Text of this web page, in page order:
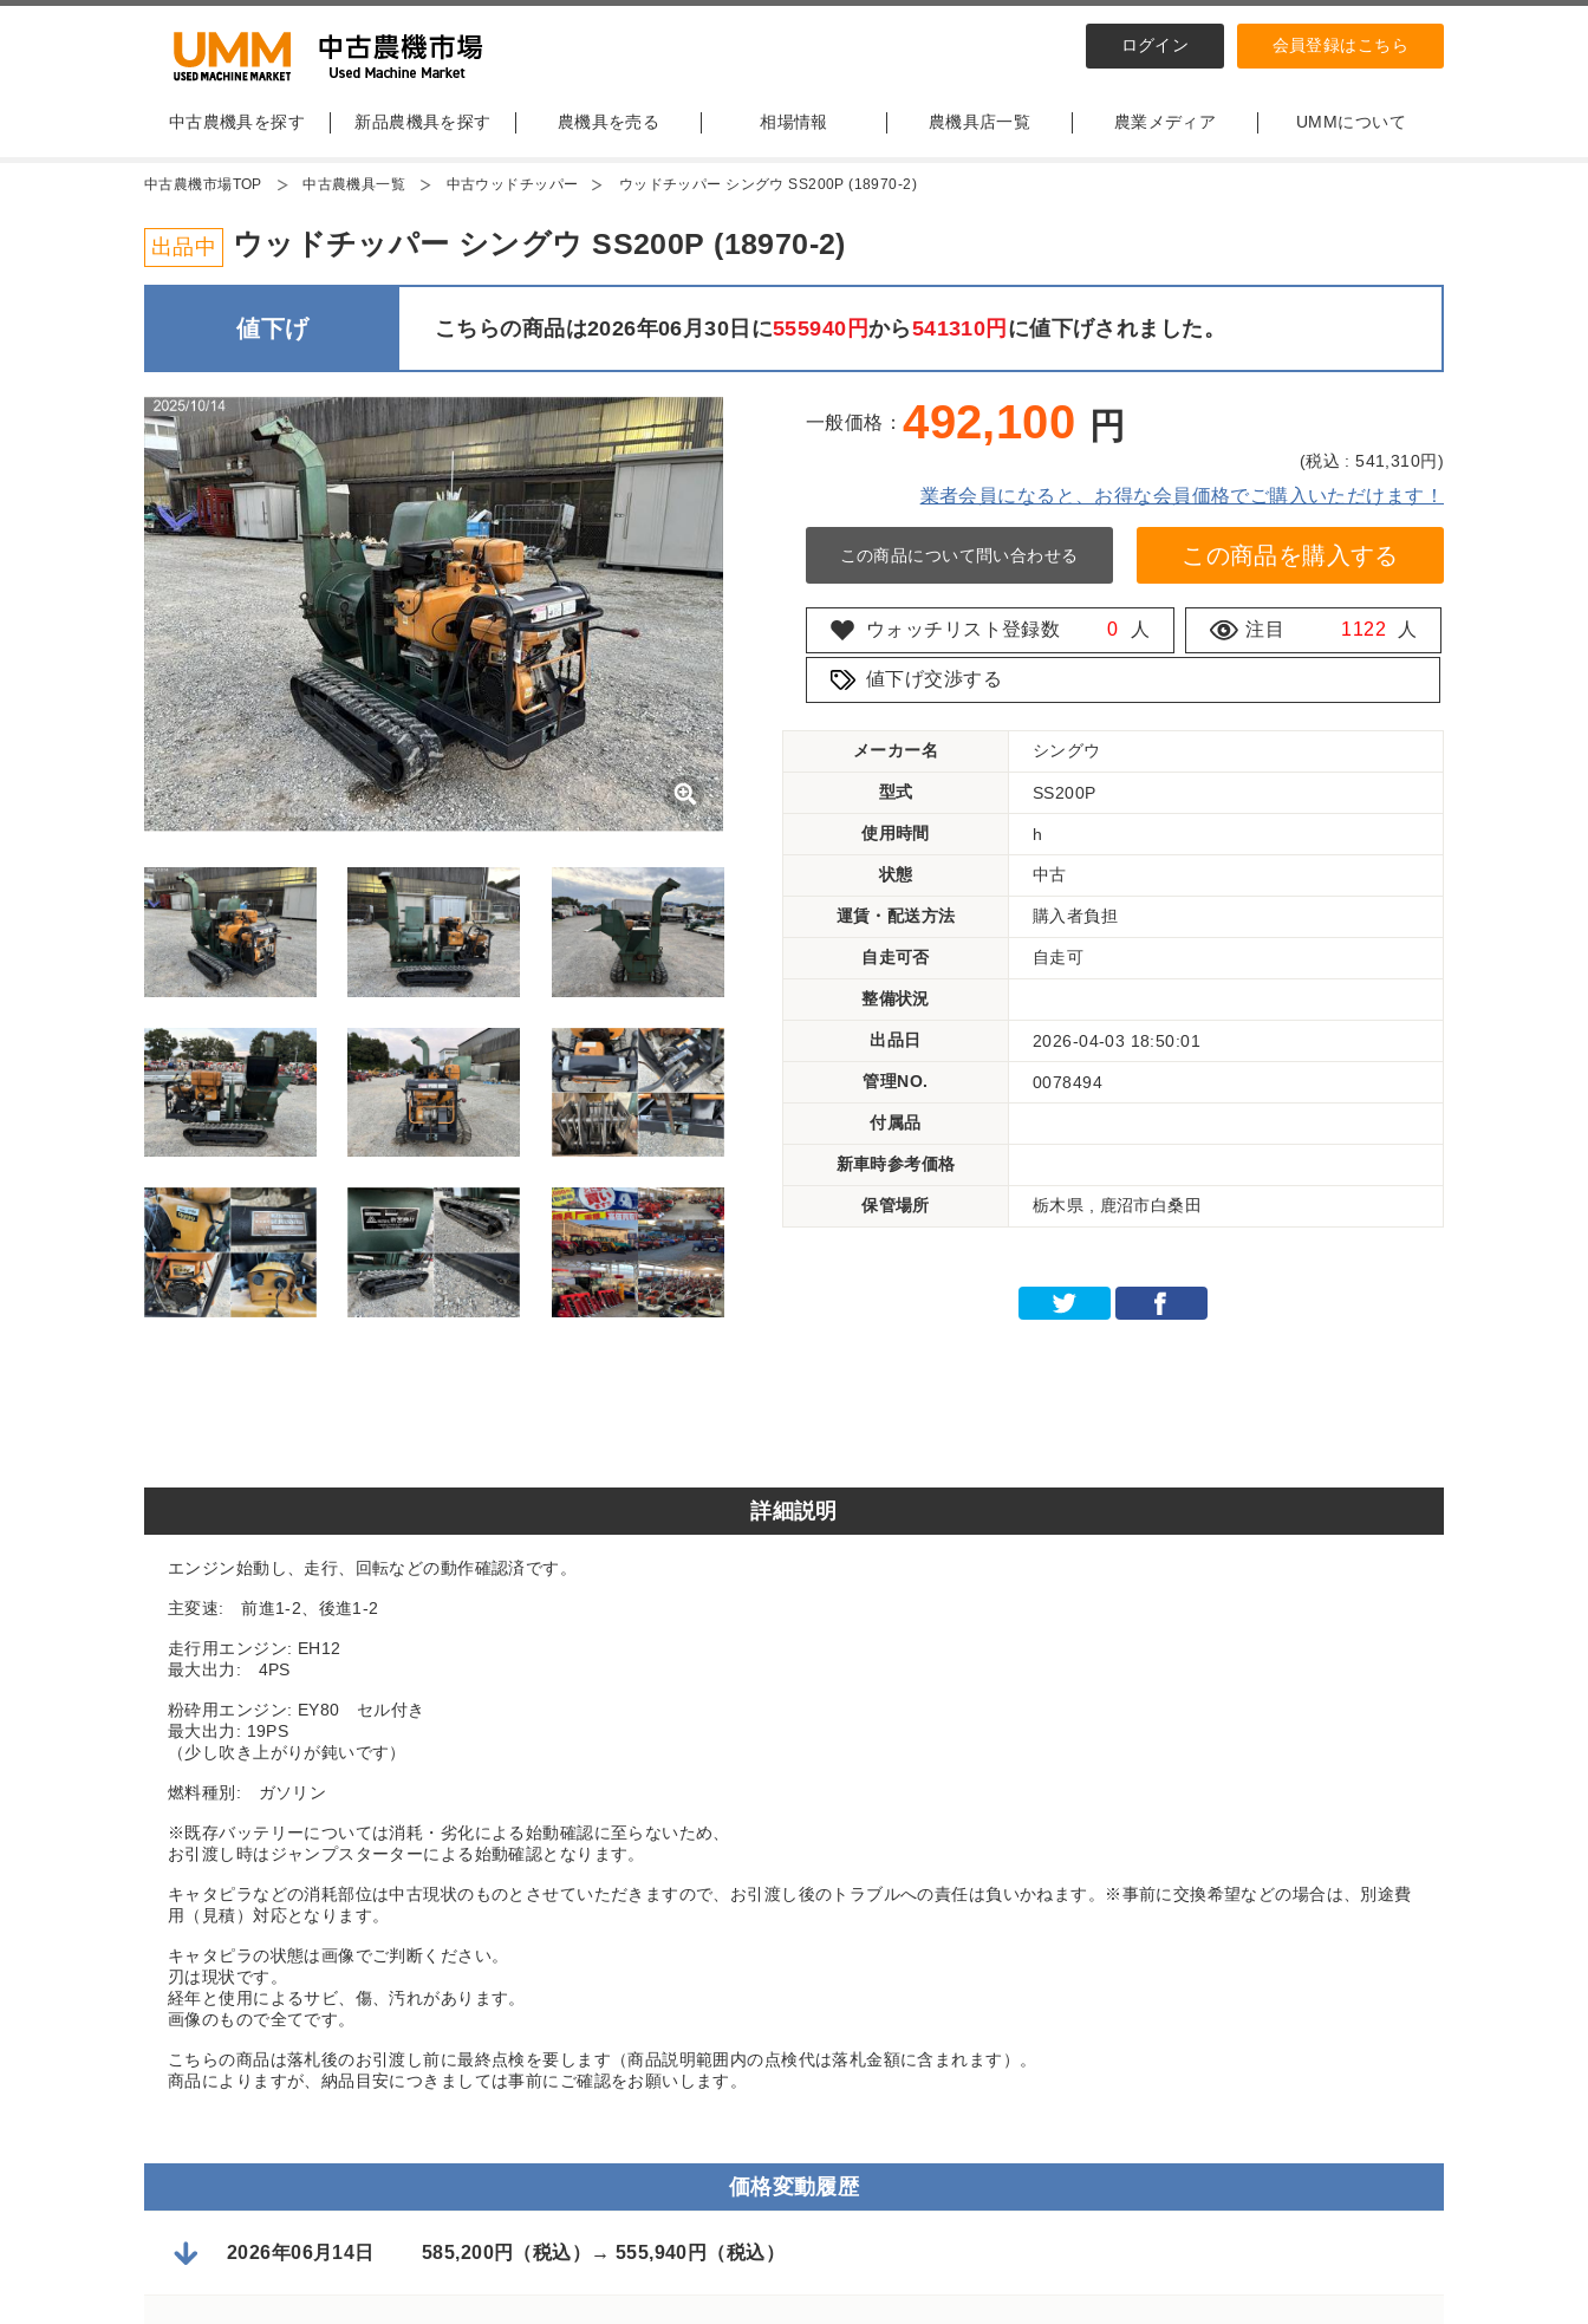
ログイン 会員登録はこちら
中古農機具を探す 新品農機具を探す 農機具を売る 相場情報 農機具店一覧 農業メディア UMMについて
中古農機市場TOP 中古農機具一覧 中古ウッドチッパー ウッドチッパー シングウ SS200P (18970-2)
出品中 ウッドチッパー シングウ SS200P (18970-2)
値下げ こちらの商品は2026年06月30日に555940円から541310円 に値下げされました。
一般価格：492,100 円
(税込 : 541,310円)
業者会員になると、お得な会員価格でご購入いただけます！
この商品について問い合わせる この商品を購入する
ウォッチリスト登録数 0 人 注目 1122 人
値下げ交渉する
メーカー名 シングウ
型式 SS200P
使用時間 h
状態 中古
運賃・配送方法 購入者負担
自走可否 自走可
整備状況
出品日 2026-04-03 18:50:01
管理NO. 0078494
付属品
新車時参考価格
保管場所 栃木県 , 鹿沼市白桑田
詳細説明
エンジン始動し、走行、回転などの動作確認済です。
主変速: 前進1-2、後進1-2
走行用エンジン: EH12
最大出力: 4PS
粉砕用エンジン: EY80 セル付き
最大出力: 19PS
（少し吹き上がりが鈍いです）
燃料種別: ガソリン
※既存バッテリーについては消耗・劣化による始動確認に至らないため、
お引渡し時はジャンプスターターによる始動確認となります。
キャタピラなどの消耗部位は中古現状のものとさせていただきますので、お引渡し後のトラブルへの責任は負いかねます。※事前に交換希望などの場合は、別途費
用（見積）対応となります。
キャタピラの状態は画像でご判断ください。
刃は現状です。
経年と使用によるサビ、傷、汚れがあります。
画像のもので全てです。
こちらの商品は落札後のお引渡し前に最終点検を要します（商品説明範囲内の点検代は落札金額に含まれます）。
商品によりますが、納品目安につきましては事前にご確認をお願いします。
価格変動履歴
2026年06月14日 585,200円（税込）→ 555,940円（税込）